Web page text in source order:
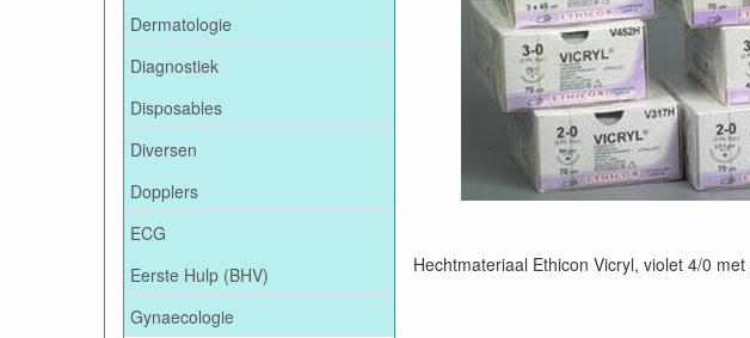
Dermatologie
Diagnostiek
Disposables
Diversen
Dopplers
ECG
Eerste Hulp (BHV)
Gynaecologie
Hechtmateriaal Ethicon Vicryl, violet 4/0